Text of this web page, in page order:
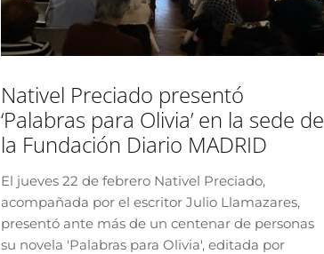
Nativel Preciado presentó
‘Palabras para Olivia’ en la sede de
la Fundación Diario MADRID
El jueves 22 de febrero Nativel Preciado,
acompañada por el escritor Julio Llamazares,
presentó ante más de un centenar de personas
su novela 'Palabras para Olivia', editada por